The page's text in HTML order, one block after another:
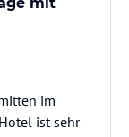
-
the Salzburg
number /
im
ist sehr